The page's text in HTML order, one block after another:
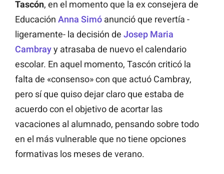
Tascón, en el momento que la ex consejera de
Educación Anna Simó anunció que revertía -
ligeramente- la decisión de Josep Maria
Cambrayy atrasaba de nuevo el calendario
escolar. En aquel momento, Tascón criticó la
falta de «consenso» con que actuó Cambray,
pero sí que quiso dejar claro que estaba de
acuerdo con el objetivo de acortar las
vacaciones al alumnado, pensando sobre todo
en el más vulnerable que no tiene opciones
formativas los meses de verano.